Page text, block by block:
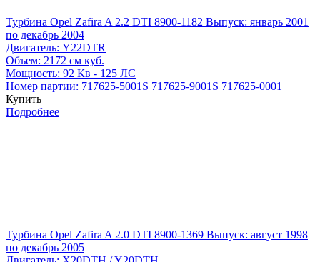
Турбина Opel Zafira A 2.2 DTI 8900-1182 Выпуск: январь 2001
по декабрь 2004
Двигатель: Y22DTR
Объем: 2172 см куб.
Мощность: 92 Кв - 125 ЛС
Номер партии: 717625-5001S 717625-9001S 717625-0001
Купить
Подробнее
Турбина Opel Zafira A 2.0 DTI 8900-1369 Выпуск: август 1998
по декабрь 2005